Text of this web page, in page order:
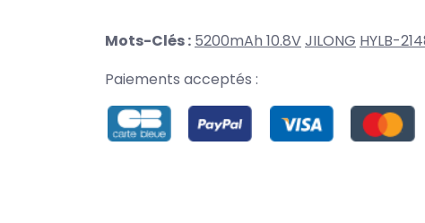
Mots-Clés : 5200mAh 10.8VJILONG HYLB-
Paiements acceptés :